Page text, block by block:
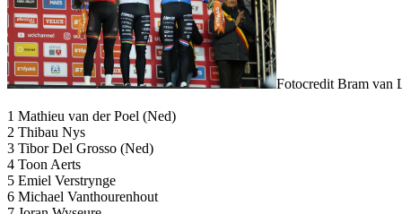
Fotocredit Bram van
1 Mathieu van der Poel (Ned)
2 Thibau Nys
3 Tibor Del Grosso (Ned)
4 Toon Aerts
5 Emiel Verstrynge
6 Michael Vanthourenhout